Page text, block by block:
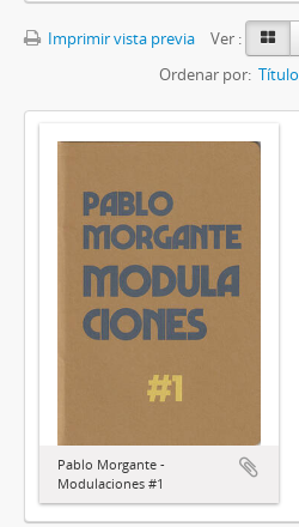
Imprimir vista previa
Ver :
Ordenar por: Título
Pablo Morgante -
Modulaciones #1